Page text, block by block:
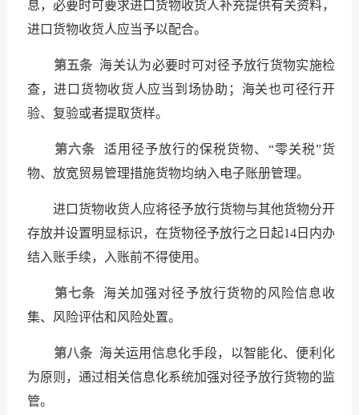
息，必要时可要求进口货物收货人补充提供有关资料，
进口货物收货人应当予以配合。
第五条 海关认为必要时可对径予放行货物实施检
查，进口货物收货人应当到场协助；海关也可径行开
验、复验或者提取货样。
第六条 适用径予放行的保税货物、“零关税”货
物、放宽贸易管理措施货物均纳入电子账册管理。
进口货物收货人应将径予放行货物与其他货物分开
存放并设置明显标识，在货物径予放行之日起14日内办
结入账手续，入账前不得使用。
第七条 海关加强对径予放行货物的风险信息收
集、风险评估和风险处置。
第八条 海关运用信息化手段，以智能化、便利化
为原则，通过相关信息化系统加强对径予放行货物的监
管。